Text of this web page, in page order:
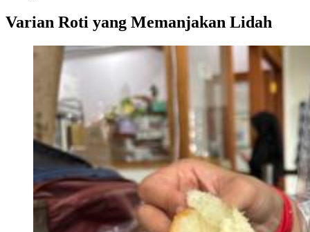
Varian Roti yang Memanjakan Lidah